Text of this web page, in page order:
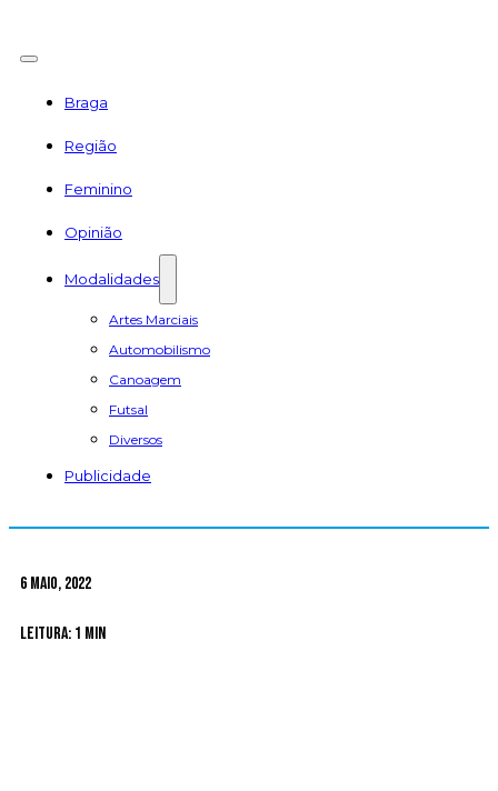
Braga
Região
Feminino
Opinião
Modalidades
Artes Marciais
Automobilismo
Canoagem
Futsal
Diversos
Publicidade
6 Maio, 2022
Leitura: 1 min